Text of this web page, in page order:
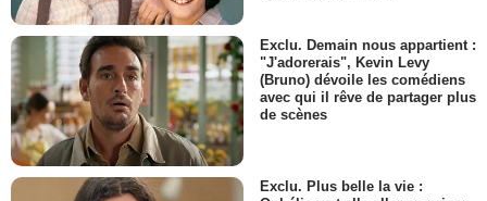
Exclu. Demain nous appartient :
"J'adorerais", Kevin Levy
(Bruno) dévoile les comédiens
avec qui il rêve de partager plus
de scènes
Exclu. Plus belle la vie :